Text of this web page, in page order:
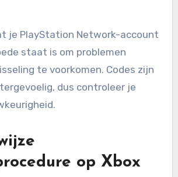
je PlayStation Network-account
staat is om problemen
te voorkomen. Codes zijn
dus controleer je
op Xbox